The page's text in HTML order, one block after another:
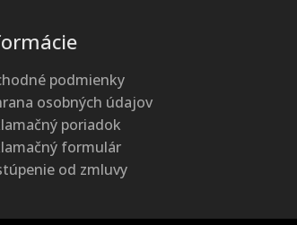
podmienky
osobných údajov
poriadok
formulár
od zmluvy